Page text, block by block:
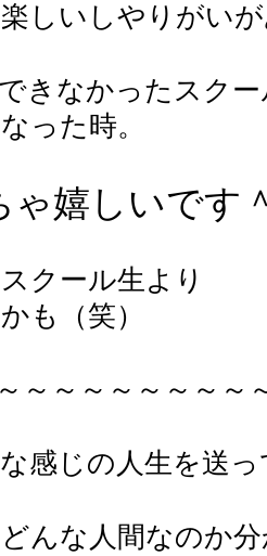
しいしやりがい
きなかったスク
った時。
ゃ嬉しいです
クール生より
も（笑）
～～～～～～～～
感じの人生を送
んな人間なのか